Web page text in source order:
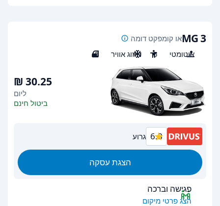
MG 3או קומפקט דומה
אוטומטי
5 מיזוג אוויר 5
ליום
ביטול חינם
6.8 גרוע
הצגת עסקה
פגישה וברכה
הצג פרטי מיקום